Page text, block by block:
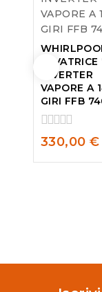
LAVATRICE
INVERTER
VAPORE A
GIRI FFB
0
out
of
330,00 €